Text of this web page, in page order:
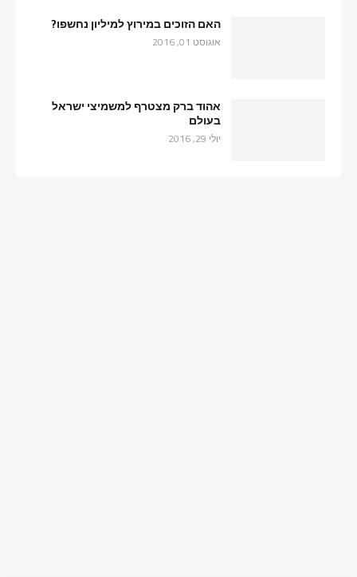
האם הזוכים במירוץ למיליון נחשפו?
אוגוסט 01, 2016
אהוד ברק מצטרף למשמיצי ישראל
בעולם
יולי 29, 2016